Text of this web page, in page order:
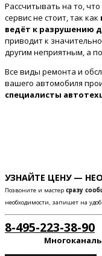
Рассчитывать на то,
сервис не стоит, так как
ведёт к разрушению
приводит к
другим неприятным, а
Все виды ремонта и
вашего автомобиля
специалисты
УЗНАЙТЕ ЦЕНУ —
Позвоните и мастер сразу
необходимости, запишет на
8-495-223-38-90